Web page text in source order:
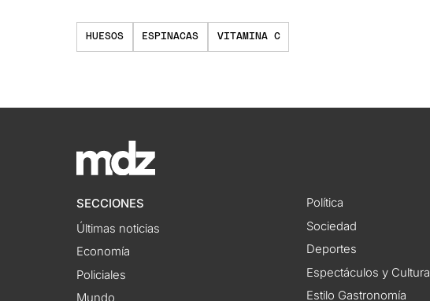
HUESOS ESPINACAS VITAMINA C
SECCIONES
Últimas noticias
Economía
Policiales
Mundo
Política
Sociedad
Deportes
Espectáculos y Cultura
Estilo Gastronomía